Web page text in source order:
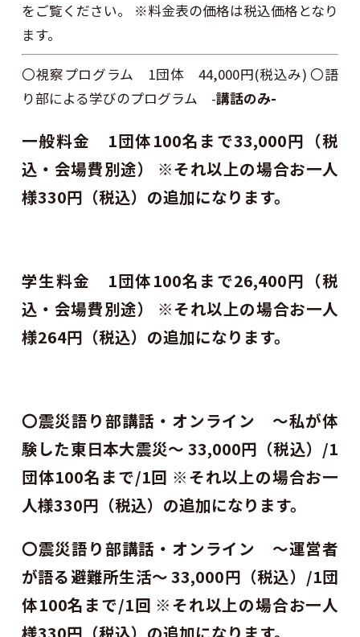
をご覧ください。 ※料金表の価格は税込価格となり
ます。
〇視察プログラム 1団体 44,000円(税込み) 〇語
り部による学びのプログラム -講話のみ-
一般料金 1団体100名まで33,000円（税
込・会場費別途） ※それ以上の場合お一人
様330円（税込）の追加になります。
学生料金 1団体100名まで26,400円（税
込・会場費別途） ※それ以上の場合お一人
様264円（税込）の追加になります。
〇震災語り部講話・オンライン ～私が体
験した東日本大震災～ 33,000円（税込）/1
団体100名まで/1回 ※それ以上の場合お一
人様330円（税込）の追加になります。
〇震災語り部講話・オンライン ～運営者
が語る避難所生活～ 33,000円（税込）/1団
体100名まで/1回 ※それ以上の場合お一人